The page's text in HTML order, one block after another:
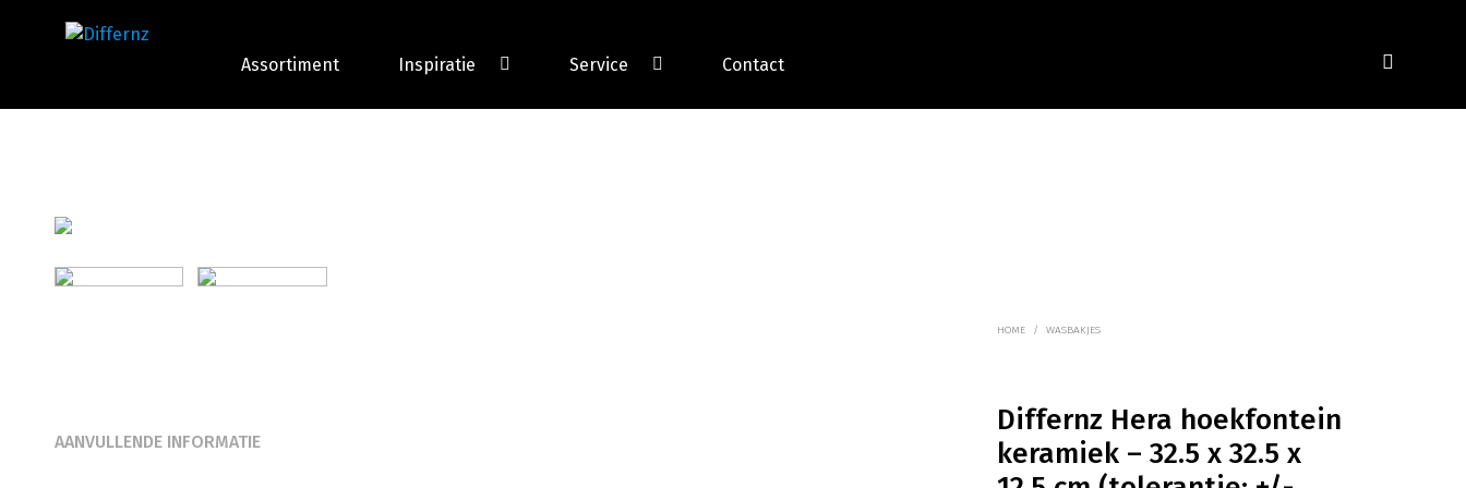
Assortiment Inspiratie Service Contact
HOME / WASBAKJES
Differnz Hera hoekfontein
keramiek – 32.5 x 32.5 x
AANVULLENDE INFORMATIE